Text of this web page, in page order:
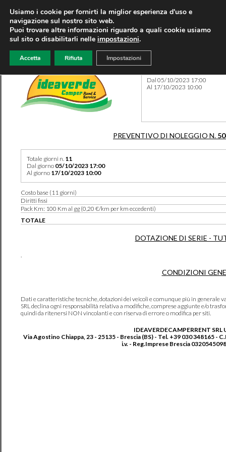
Dal 05/10/2023 17:00
Al 17/10/2023 10:00
PREVENTIVO DI NOLEGGIO N.
Totale giorni n. 11
Dal giorno 05/10/2023 17:00
Al giorno 17/10/2023 10:00
Costo base (11 giorni)
Diritti fissi
Pack Km: 100 Km al gg (0,20 €/km per km eccedenti)
TOTALE
DOTAZIONE DI SERIE -
.
CONDIZIONI
Dati e caratteristiche tecniche, dotazioni dei veicoli e comunque più in generale
SRL declina ogni responsabilità relativa a modifiche, comprese aggiunte e/o
quindi da ritenersi NON vincolanti e con riserva di errore o modifica per siti.
IDEAVERDECAMPERRENT SRL
Via Agostino Chiappa, 23 - 25135 - Brescia (BS) - Tel. +39 030 348165 -
i.v. - Reg.Imprese Brescia
Usiamo i cookie per fornirti la miglior esperienza d'uso e
navigazione sul nostro sito web.
Puoi trovare altre informazioni riguardo a quali cookie usiamo
sul sito o disabilitarli nelle impostazioni.
Accetta Rifiuta Impostazioni